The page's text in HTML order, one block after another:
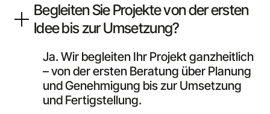
Begleiten Sie Projekte von der ersten
Idee bis zur Umsetzung?
Ja. Wir begleiten Ihr Projekt ganzheitlich
– von der ersten Beratung über Planung
und Genehmigung bis zur Umsetzung
und Fertigstellung.